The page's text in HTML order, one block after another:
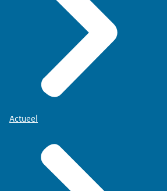
Actueel